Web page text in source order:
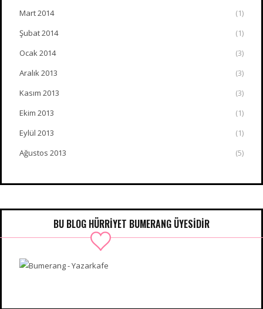
Mart 2014
(1)
Şubat 2014
(1)
Ocak 2014
(3)
Aralık 2013
(3)
Kasım 2013
(3)
Ekim 2013
(1)
Eylül 2013
(1)
Ağustos 2013
(5)
BU BLOG HÜRRIYET BUMERANG ÜYESIDIR